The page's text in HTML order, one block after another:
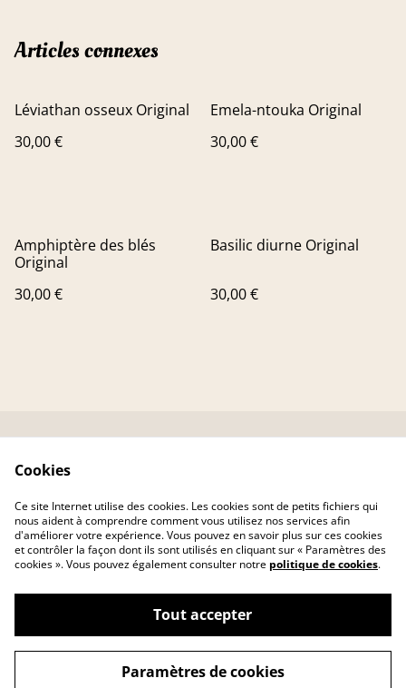
Articles connexes
Léviathan osseux Original
30,00 €
Emela-ntouka Original
30,00 €
Amphiptère des blés
Original
30,00 €
Basilic diurne Original
30,00 €
confidentialité
Politique de cookies
©2026MAROZEN
powered by
Cookies
Ce site Internet utilise des cookies. Les cookies sont de petits fichiers qui
nous aident à comprendre comment vous utilisez nos services afin
d'améliorer votre expérience. Vous pouvez en savoir plus sur ces cookies
et contrôler la façon dont ils sont utilisés en cliquant sur « Paramètres des
cookies ». Vous pouvez également consulter notre politique de cookies.
Tout accepter
Paramètres de cookies